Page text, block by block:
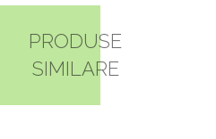
PRODUSE
SIMILARE